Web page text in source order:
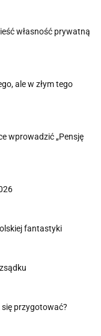
własność prywatną
ale w złym tego
wprowadzić „Pensję
fantastyki
przygotować?